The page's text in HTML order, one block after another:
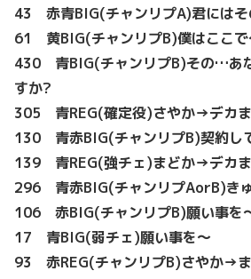
43 赤青BIG(チャンリプA)君にはそ
61 黄BIG(チャンリプB)僕はここで
430 青BIG(チャンリプB)その…あ
すか?
305 青REG(確定役)さやか→デカ
130 青赤BIG(チャンリプB)契約し
139 青REG(強チェ)まどか→デカ
296 青赤BIG(チャンリプAorB)き
106 赤BIG(チャンリプB)願い事を
17 青BIG(弱チェ)願い事を～
93 赤REG(チャンリプB)さやか→